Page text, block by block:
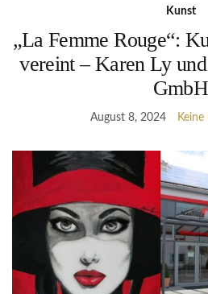
Kunst
„La Femme Rouge“:
vereint – Karen Ly
GmbH
August 8, 2024